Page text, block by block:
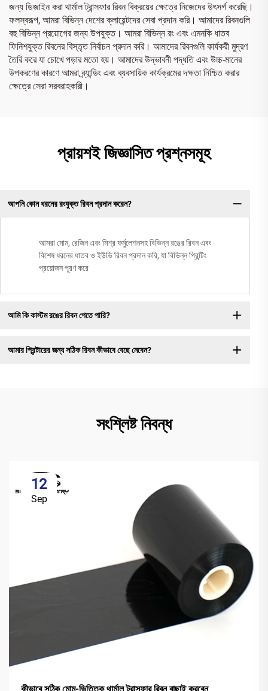
জন্য ডিজাইন করা থার্মাল ট্রান্সফার রিবন বিক্রয়ের ক্ষেত্রে নিজেদের উৎসর্গ করেছি।
ফলস্বরূপ, আমরা বিভিন্ন দেশের ক্লায়েন্টদের সেবা প্রদান করি। আমাদের রিবনগুলি
বহু বিভিন্ন প্রয়োগের জন্য উপযুক্ত। আমরা বিভিন্ন রং এবং এমনকি ধাতব
ফিনিশযুক্ত রিবনের বিস্তৃত নির্বাচন প্রদান করি। আমাদের রিবনগুলি কার্যকরী মুদ্রণ
তৈরি করে যা চোখে পড়ার মতো হয়। আমাদের উদ্ভাবনী পদ্ধতি এবং উচ্চ-মানের
উপকরণের কারণে আমরা ব্র্যান্ডিং এবং ব্যবসায়িক কার্যক্রমের দক্ষতা নিশ্চিত করার
ক্ষেত্রে সেরা সরবরাহকারী।
প্রায়শই জিজ্ঞাসিত প্রশ্নসমূহ
আপনি কোন ধরনের রংযুক্ত রিবন প্রদান করেন?
আমরা মোম, রেজিন এবং মিশ্র ফর্মুলেশনসহ বিভিন্ন রঙের রিবন এবং
বিশেষ ধরনের ধাতব ও ইউভি রিবন প্রদান করি, যা বিভিন্ন প্রিন্টিং
প্রয়োজন পূরণ করে
আমি কি কাস্টম রঙের রিবন পেতে পারি?
আমার প্রিন্টারের জন্য সঠিক রিবন কীভাবে বেছে নেবেন?
সংশ্লিষ্ট নিবন্ধ
12
Sep